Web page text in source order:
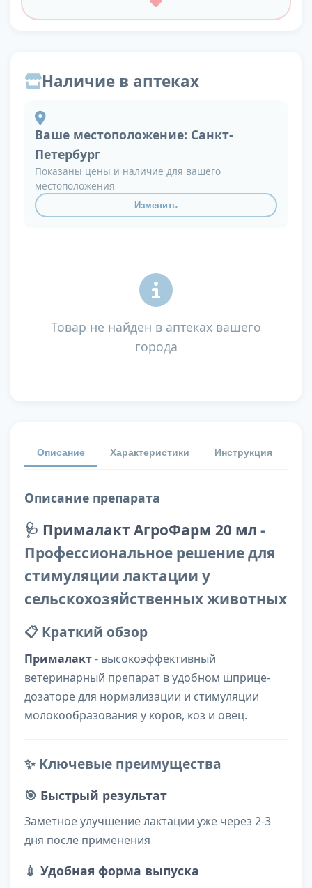
Наличие в аптеках
Ваше местоположение: Санкт-
Петербург
Показаны цены и наличие для вашего
местоположения
Изменить
Товар не найден в аптеках вашего
города
Описание Характеристики Инструкция
Описание препарата
🩺 Прималакт АгроФарм 20 мл -
Профессиональное решение для
стимуляции лактации у
сельскохозяйственных животных
📋 Краткий обзор
Прималакт- высокоэффективный
ветеринарный препарат в удобном шприце-
дозаторе для нормализации и стимуляции
молокообразования у коров, коз и овец.
✨ Ключевые преимущества
🎯 Быстрый результат
Заметное улучшение лактации уже через 2-3
дня после применения
💉 Удобная форма выпуска